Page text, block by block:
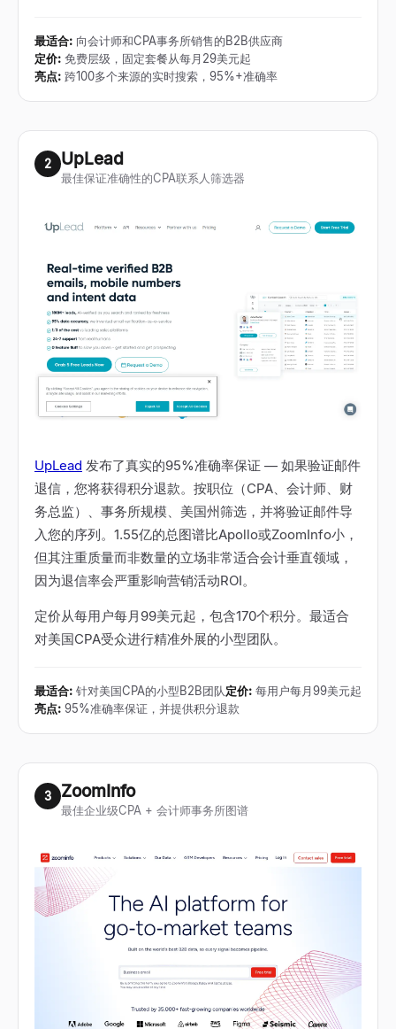
最适合: 向会计师和CPA事务所销售的B2B供应商
定价: 免费层级，固定套餐从每月29美元起
亮点: 跨100多个来源的实时搜索，95%+准确率
2 UpLead
最佳保证准确性的CPA联系人筛选器
UpLead 发布了真实的95%准确率保证 — 如果验证邮件
退信，您将获得积分退款。按职位（CPA、会计师、财
务总监）、事务所规模、美国州筛选，并将验证邮件导
入您的序列。1.55亿的总图谱比Apollo或ZoomInfo小，
但其注重质量而非数量的立场非常适合会计垂直领域，
因为退信率会严重影响营销活动ROI。
定价从每用户每月99美元起，包含170个积分。最适合
对美国CPA受众进行精准外展的小型团队。
最适合: 针对美国CPA的小型B2B团队定价: 每用户每月99美元起
亮点: 95%准确率保证，并提供积分退款
3 ZoomInfo
最佳企业级CPA + 会计师事务所图谱